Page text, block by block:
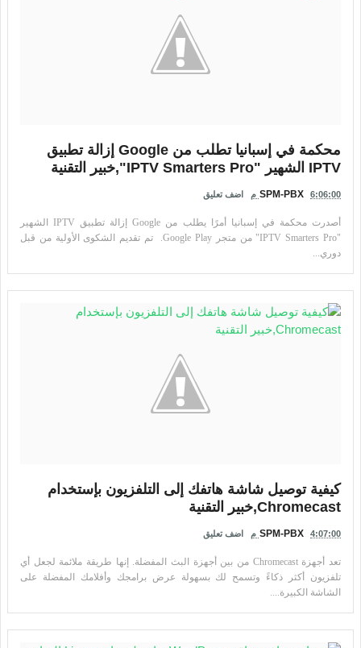
محكمة في إسبانيا تطلب من Google إزالة تطبيق
IPTV الشهير "IPTV Smarters Pro",خبير التقنية
SPM-PBX 6:06:00 م اضف تعليق
أصدرت محكمة في إسبانيا أمرًا يطلب من Google إزالة تطبيق IPTV الشهير
"IPTV Smarters Pro" من متجر Google Play. تم تقديم الشكوى الأولية من قبل
دوري...
كيفية توصيل شاشة هاتفك إلى التلفزيون بإستخدام
Chromecast,خبير التقنية
SPM-PBX 4:07:00 م اضف تعليق
تعد أجهزة Chromecast من بين أجهزة البث المفضلة. إنها طريقة ملائمة لجعل أي
تلفزيون أكثر ذكاءً وتسمح لك بسهولة عرض برامجك وأفلامك المفضلة على
الشاشة الكبيرة....